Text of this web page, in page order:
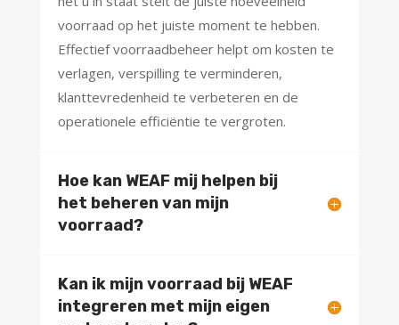
voorraad op het juiste moment te hebben.
Effectief voorraadbeheer helpt om kosten te
verlagen, verspilling te verminderen,
klanttevredenheid te verbeteren en de
operationele efficiëntie te vergroten.
Hoe kan WEAF mij helpen bij
het beheren van mijn
voorraad?
Kan ik mijn voorraad bij WEAF
integreren met mijn eigen